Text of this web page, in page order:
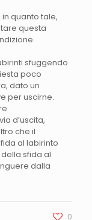
in quanto tale,
questa
sfuggendo
poco
dato un
per uscirne.
d’uscita,
che il
al labirinto
sfida al
dalla
0